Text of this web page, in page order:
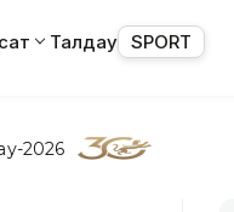
Талдау SPORT
2026